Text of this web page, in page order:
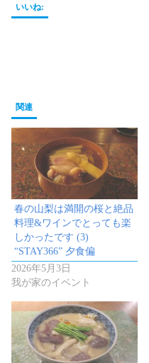
いいね:
関連
春の山梨は満開の桜と絶品
料理&ワインでとっても楽
しかったです (3)
“STAY366” 夕食偏
2026年5月3日
我が家のイベント